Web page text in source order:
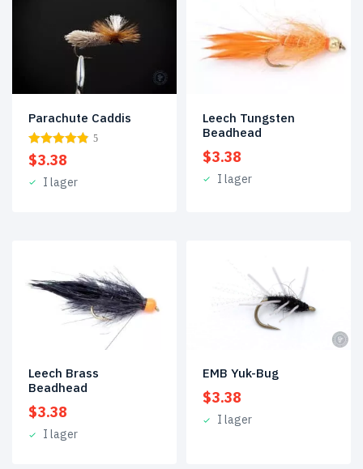
Parachute Caddis
5
$3.38
I lager
Leech Tungsten
Beadhead
$3.38
I lager
Leech Brass
Beadhead
$3.38
I lager
EMB Yuk-Bug
$3.38
I lager